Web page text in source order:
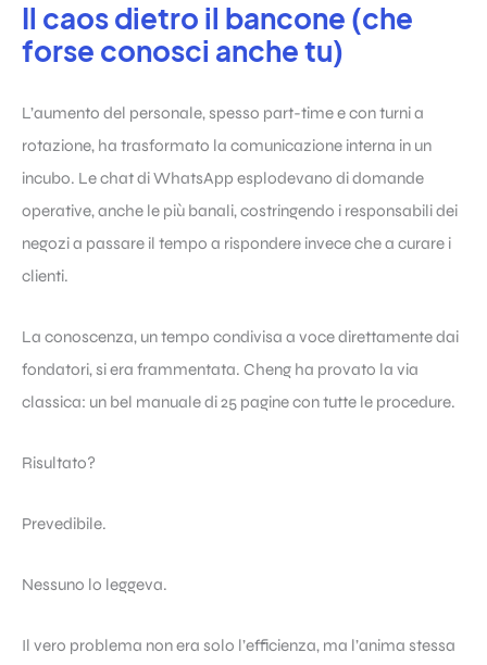
Il caos dietro il bancone (che
forse conosci anche tu)
L’aumento del personale, spesso part-time e con turni a
rotazione, ha trasformato la comunicazione interna in un
incubo. Le chat di WhatsApp esplodevano di domande
operative, anche le più banali, costringendo i responsabili dei
negozi a passare il tempo a rispondere invece che a curare i
clienti.
La conoscenza, un tempo condivisa a voce direttamente dai
fondatori, si era frammentata. Cheng ha provato la via
classica: un bel manuale di 25 pagine con tutte le procedure.
Risultato?
Prevedibile.
Nessuno lo leggeva.
Il vero problema non era solo l’efficienza, ma l’anima stessa